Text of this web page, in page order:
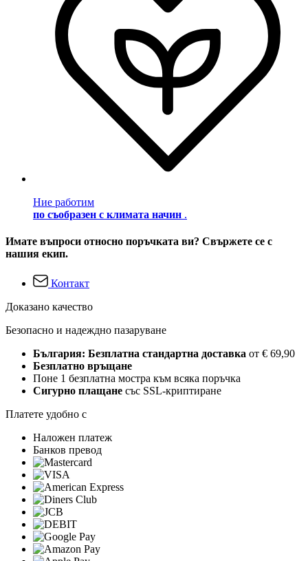
Ние работим
по съобразен с климата начин .
Имате въпроси относно поръчката ви? Свържете се с
нашия екип.
Контакт
Доказано качество
Безопасно и надеждно пазаруване
България: Безплатна стандартна доставка от € 69,90
Безплатно връщане
Поне 1 безплатна мостра към всяка поръчка
Сигурно плащане със SSL-криптиране
Платете удобно с
Наложен платеж
Банков превод